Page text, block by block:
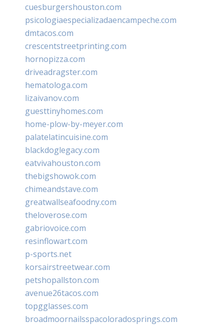
cuesburgershouston.com
psicologiaespecializadaencampeche.com
dmtacos.com
crescentstreetprinting.com
hornopizza.com
driveadragster.com
hematologa.com
lizaivanov.com
guesttinyhomes.com
home-plow-by-meyer.com
palatelatincuisine.com
blackdoglegacy.com
eatvivahouston.com
thebigshowok.com
chimeandstave.com
greatwallseafoodny.com
theloverose.com
gabriovoice.com
resinflowart.com
p-sports.net
korsairstreetwear.com
petshopallston.com
avenue26tacos.com
topgglasses.com
broadmoornailsspacoloradosprings.com